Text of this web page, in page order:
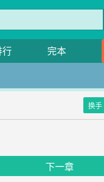
完本
换手
下一章